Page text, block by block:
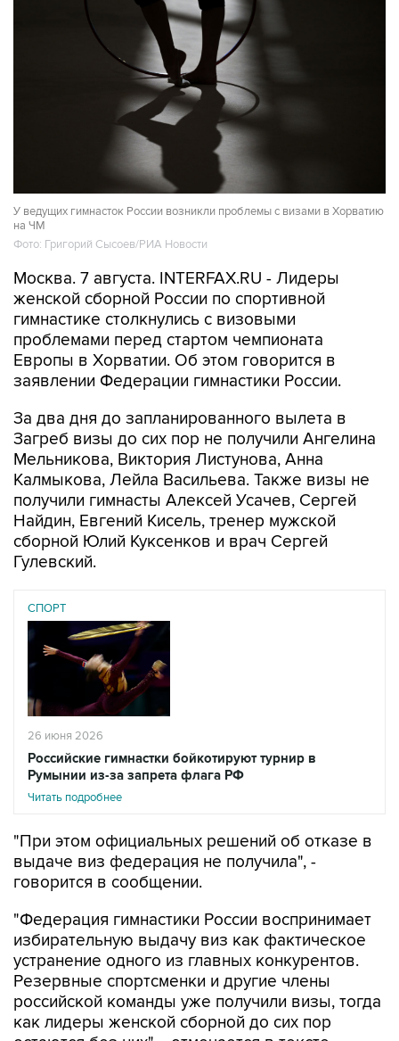
У ведущих гимнасток России возникли проблемы с визами в Хорватию
на ЧМ
Фото: Григорий Сысоев/РИА Новости
Москва. 7 августа. INTERFAX.RU - Лидеры
женской сборной России по спортивной
гимнастике столкнулись с визовыми
проблемами перед стартом чемпионата
Европы в Хорватии. Об этом говорится в
заявлении Федерации гимнастики России.
За два дня до запланированного вылета в
Загреб визы до сих пор не получили Ангелина
Мельникова, Виктория Листунова, Анна
Калмыкова, Лейла Васильева. Также визы не
получили гимнасты Алексей Усачев, Сергей
Найдин, Евгений Кисель, тренер мужской
сборной Юлий Куксенков и врач Сергей
Гулевский.
СПОРТ
26 июня 2026
Российские гимнастки бойкотируют турнир в
Румынии из-за запрета флага РФ
Читать подробнее
"При этом официальных решений об отказе в
выдаче виз федерация не получила", -
говорится в сообщении.
"Федерация гимнастики России воспринимает
избирательную выдачу виз как фактическое
устранение одного из главных конкурентов.
Резервные спортсменки и другие члены
российской команды уже получили визы, тогда
как лидеры женской сборной до сих пор